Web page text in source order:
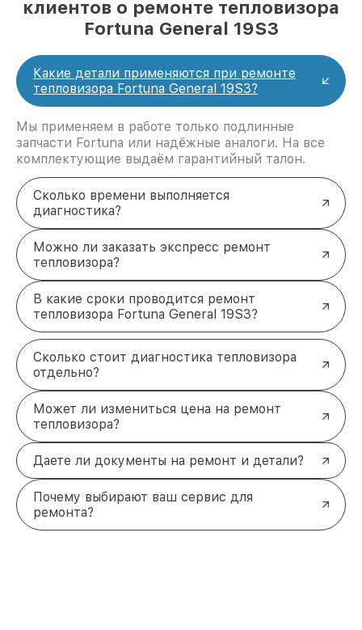
клиентов о ремонте тепловизора
Fortuna General 19S3
Какие детали применяются при ремонте
тепловизора Fortuna General 19S3?
Мы применяем в работе только подлинные
запчасти Fortuna или надёжные аналоги. На все
комплектующие выдаём гарантийный талон.
Сколько времени выполняется
диагностика?
Можно ли заказать экспресс ремонт
тепловизора?
В какие сроки проводится ремонт
тепловизора Fortuna General 19S3?
Сколько стоит диагностика тепловизора
отдельно?
Может ли измениться цена на ремонт
тепловизора?
Даете ли документы на ремонт и детали?
Почему выбирают ваш сервис для
ремонта?